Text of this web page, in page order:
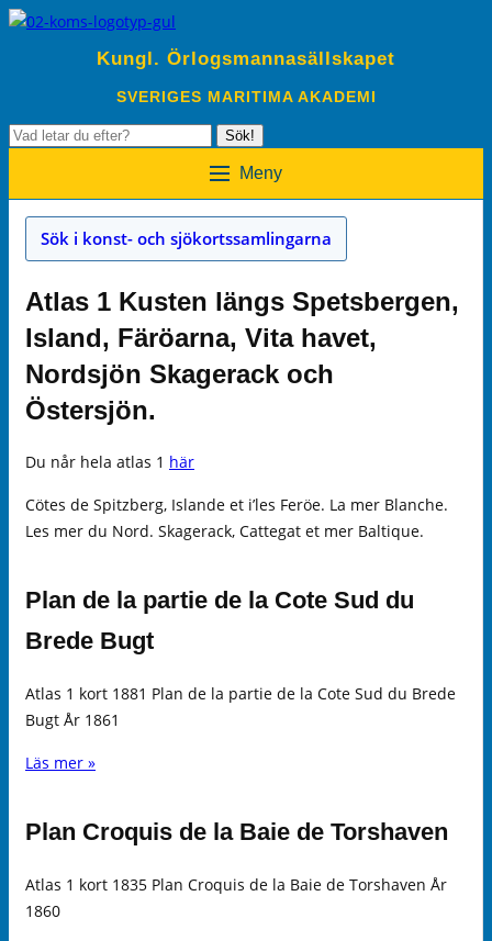
Kungl. Örlogsmannasällskapet
SVERIGES MARITIMA AKADEMI
Sök
Sök!
Meny
Sök i konst- och sjökortssamlingarna
Atlas 1 Kusten längs Spetsbergen,
Island, Färöarna, Vita havet,
Nordsjön Skagerack och
Östersjön.
Du når hela atlas 1 här
Cötes de Spitzberg, Islande et i’les Feröe. La mer Blanche.
Les mer du Nord. Skagerack, Cattegat et mer Baltique.
Plan de la partie de la Cote Sud du
Brede Bugt
Atlas 1 kort 1881 Plan de la partie de la Cote Sud du Brede
Bugt År 1861
Läs mer »
Plan Croquis de la Baie de Torshaven
Atlas 1 kort 1835 Plan Croquis de la Baie de Torshaven År
1860